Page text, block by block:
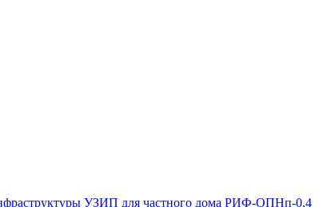
УЗИП для частного дома РИФ-ОПНп-0,4